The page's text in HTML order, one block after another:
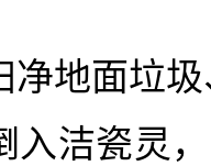
净地面垃
入洁瓷灵